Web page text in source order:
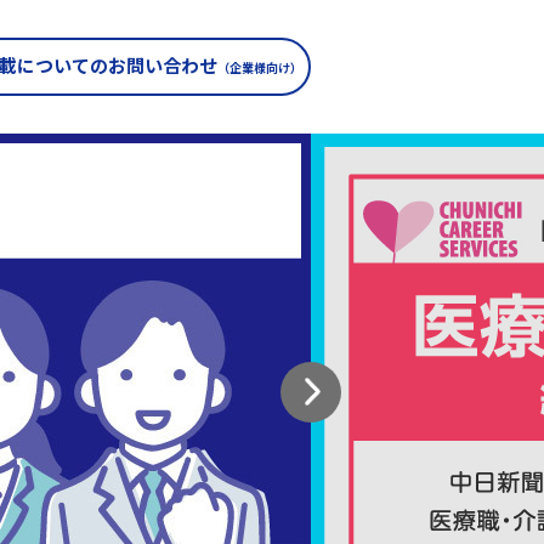
についてのお問い合わせ （企業様向け）